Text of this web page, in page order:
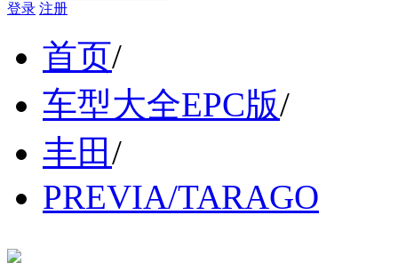
登录 注册
首页/
车型大全EPC版/
丰田 /
PREVIA/TARAGO